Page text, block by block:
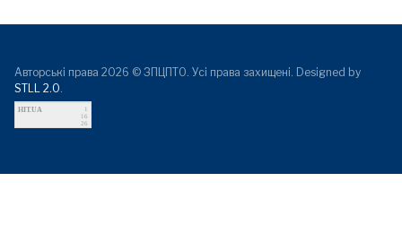
Авторські права 2026 © ЗПЦПТО. Усі права захищені. Designed by
STLL 2.0.
HIT.UA
16
26